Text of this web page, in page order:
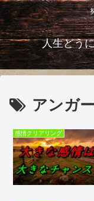
人生どう
アンガ
感情クリアリング